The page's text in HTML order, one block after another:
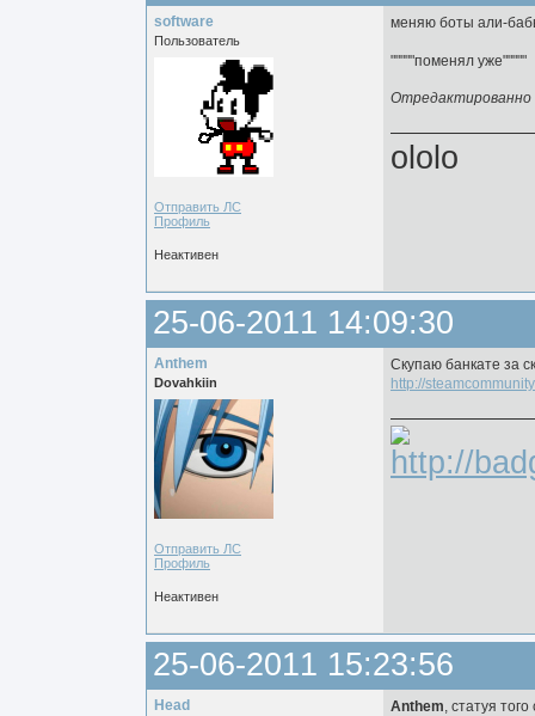
software
Пользователь
Отправить ЛС
Профиль
меняю боты али-
"""""поменял уже"""""
Отредактированно
ololo
Неактивен
25-06-2011 14:09:30
Anthem
Dovahkiin
Отправить ЛС
Профиль
Скупаю банкате за
http://
Неактивен
25-06-2011 15:23:56
Head Anthem, статуя того